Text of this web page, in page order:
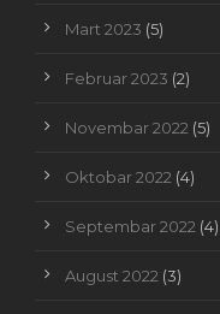
Mart 2023 (5)
Februar 2023 (2)
Novembar 2022 (5)
Oktobar 2022 (4)
Septembar 2022 (4)
August 2022 (3)